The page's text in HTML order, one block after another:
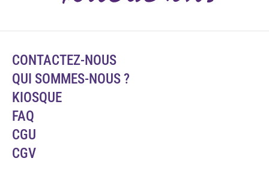
CONTACTEZ-NOUS
QUI SOMMES-NOUS ?
KIOSQUE
FAQ
CGU
CGV